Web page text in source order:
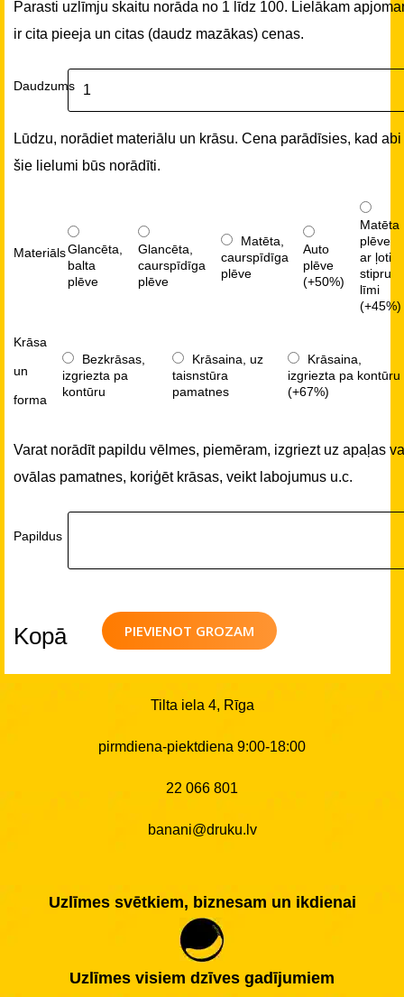
Parasti uzlīmju skaitu norāda no 1 līdz 100. Lielākam
ir cita pieeja un citas (daudz mazākas) cenas.
Daudzums
Lūdzu, norādiet materiālu un krāsu. Cena parādīsies, kad abi
šie lielumi būs norādīti.
MateriālsGlancēta,
balta
plēve
Glancēta,
caurspīdīga
plēve
Matēta,
caurspīdīga
plēve
Auto
plēve
(+50%)
Matēta
plēve
ar ļoti
stipru
līmi
(+45%)
Krāsa
un
forma
Bezkrāsas,
izgriezta pa
kontūru
Krāsaina, uz
taisnstūra
pamatnes
Krāsaina,
izgriezta pa kontūru
(+67%)
Varat norādīt papildu vēlmes, piemēram, izgriezt uz apaļas
ovālas pamatnes, koriģēt krāsas, veikt labojumus u.c.
Papildus
PIEVIENOT GROZAM
Kopā
Tilta iela 4, Rīga
pirmdiena-piektdiena 9:00-18:00
22 066 801
banani@druku.lv
Uzlīmes svētkiem, biznesam un ikdienai
Uzlīmes visiem dzīves gadījumiem